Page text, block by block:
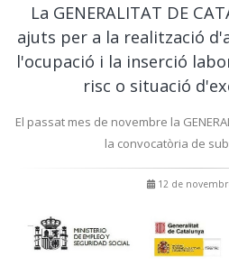
La GENERALITAT DE
ajuts per a la realització
l'ocupació i la inserció
risc o situació
El passat mes de novembre la
la convocatòria de
12 de